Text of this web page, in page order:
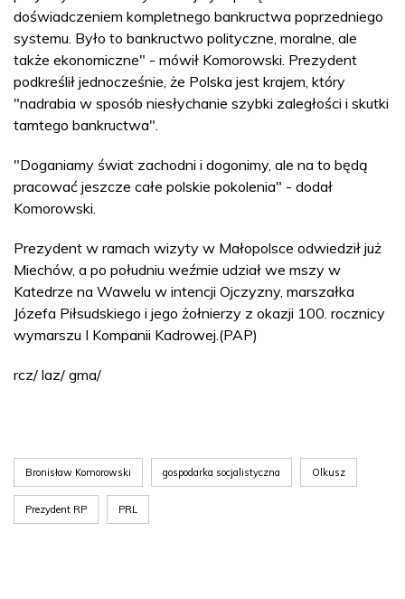
doświadczeniem kompletnego bankructwa poprzedniego
systemu. Było to bankructwo polityczne, moralne, ale
także ekonomiczne" - mówił Komorowski. Prezydent
podkreślił jednocześnie, że Polska jest krajem, który
"nadrabia w sposób niesłychanie szybki zaległości i skutki
tamtego bankructwa".
"Doganiamy świat zachodni i dogonimy, ale na to będą
pracować jeszcze całe polskie pokolenia" - dodał
Komorowski.
Prezydent w ramach wizyty w Małopolsce odwiedził już
Miechów, a po południu weźmie udział we mszy w
Katedrze na Wawelu w intencji Ojczyzny, marszałka
Józefa Piłsudskiego i jego żołnierzy z okazji 100. rocznicy
wymarszu I Kompanii Kadrowej.(PAP)
rcz/ laz/ gma/
Bronisław Komorowski gospodarka socjalistyczna Olkusz
Prezydent RP PRL